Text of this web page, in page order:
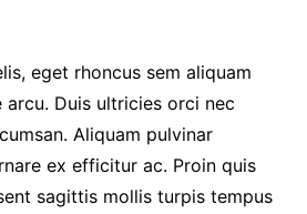
eget rhoncus sem aliquam
arcu. Duis ultricies orci nec
Aliquam pulvinar
ex efficitur ac. Proin quis
sagittis mollis turpis tempus